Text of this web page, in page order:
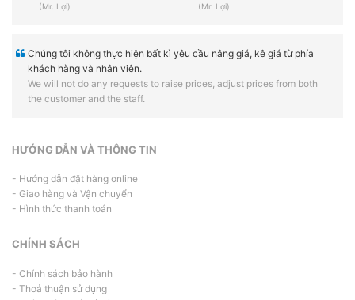
(Mr. Lợi) (Mr. Lợi)
Chúng tôi không thực hiện bất kì yêu cầu nâng giá, kê giá từ phía
khách hàng và nhân viên.
We will not do any requests to raise prices, adjust prices from both
the customer and the staff.
HƯỚNG DẪN VÀ THÔNG TIN
- Hướng dẫn đặt hàng online
- Giao hàng và Vận chuyển
- Hình thức thanh toán
CHÍNH SÁCH
- Chính sách bảo hành
- Thoả thuận sử dụng